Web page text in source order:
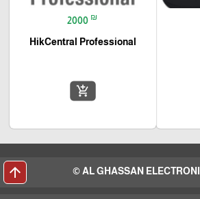
2000 ₪
HikCentral Professional
add_shopping_cart
AL GHASSAN
arrow_upward